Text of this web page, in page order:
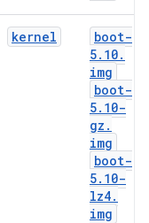
kernel
boot-
5. 10.
img
boot-
5. 10-
gz .
img
boot-
5. 10-
lz4.
img